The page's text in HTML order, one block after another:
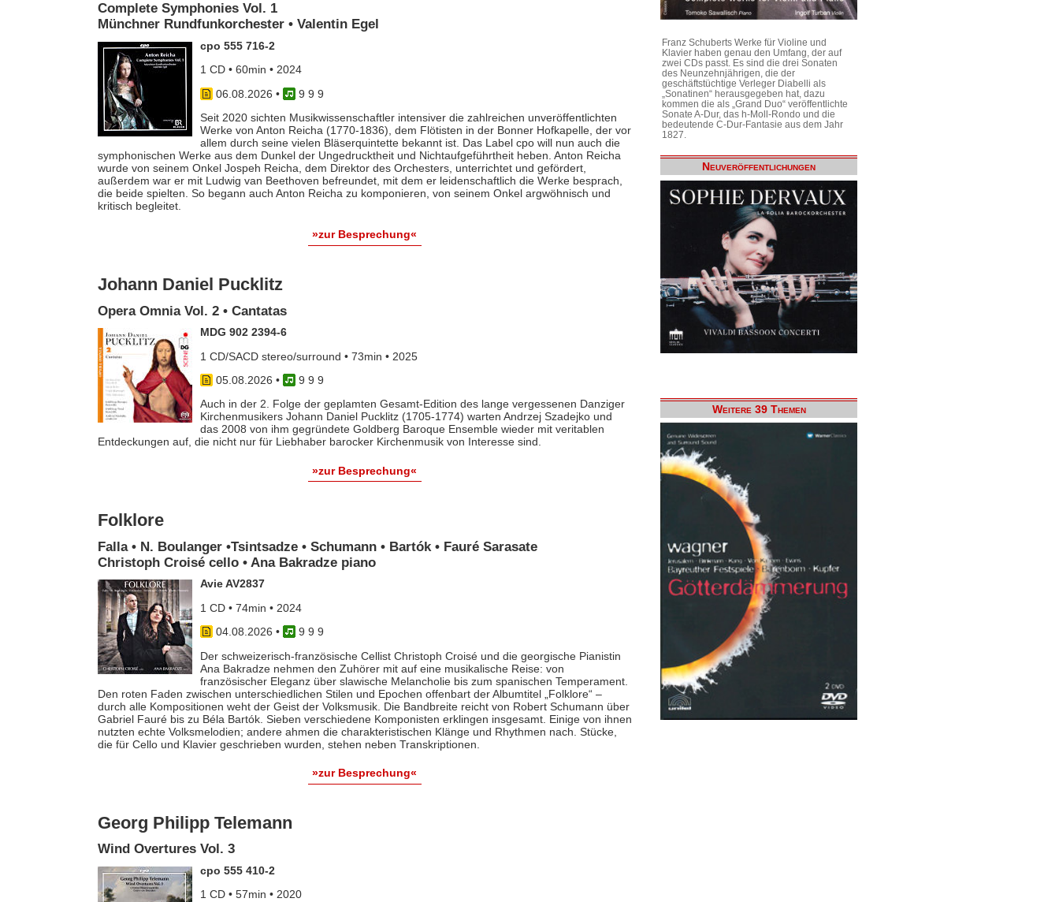
Complete Symphonies Vol. 1
Münchner Rundfunkorchester • Valentin Egel
cpo 555 716-2
1 CD • 60min • 2024
06.08.2026 •
9 9 9
Seit 2020 sichten Musikwissenschaftler intensiver die zahlreichen unveröffentlichten
Werke von Anton Reicha (1770-1836), dem Flötisten in der Bonner Hofkapelle, der vor
allem durch seine vielen Bläserquintette bekannt ist. Das Label cpo will nun auch die
symphonischen Werke aus dem Dunkel der Ungedrucktheit und Nichtaufgeführtheit heben. Anton Reicha
wurde von seinem Onkel Jospeh Reicha, dem Direktor des Orchesters, unterrichtet und gefördert,
außerdem war er mit Ludwig van Beethoven befreundet, mit dem er leidenschaftlich die Werke besprach,
die beide spielten. So begann auch Anton Reicha zu komponieren, von seinem Onkel argwöhnisch und
kritisch begleitet.
»zur Besprechung«
Johann Daniel Pucklitz
Opera Omnia Vol. 2 • Cantatas
MDG 902 2394-6
1 CD/SACD stereo/surround • 73min • 2025
05.08.2026 •
9 9 9
Auch in der 2. Folge der geplamten Gesamt-Edition des lange vergessenen Danziger
Kirchenmusikers Johann Daniel Pucklitz (1705-1774) warten Andrzej Szadejko und
das 2008 von ihm gegründete Goldberg Baroque Ensemble wieder mit veritablen
Entdeckungen auf, die nicht nur für Liebhaber barocker Kirchenmusik von Interesse sind.
»zur Besprechung«
Folklore
Falla • N. Boulanger •Tsintsadze • Schumann • Bartók • Fauré Sarasate
Christoph Croisé cello • Ana Bakradze piano
Avie AV2837
1 CD • 74min • 2024
04.08.2026 •
9 9 9
Der schweizerisch-französische Cellist Christoph Croisé und die georgische Pianistin
Ana Bakradze nehmen den Zuhörer mit auf eine musikalische Reise: von
französischer Eleganz über slawische Melancholie bis zum spanischen Temperament.
Den roten Faden zwischen unterschiedlichen Stilen und Epochen offenbart der Albumtitel „Folklore“ –
durch alle Kompositionen weht der Geist der Volksmusik. Die Bandbreite reicht von Robert Schumann über
Gabriel Fauré bis zu Béla Bartók. Sieben verschiedene Komponisten erklingen insgesamt. Einige von ihnen
nutzten echte Volksmelodien; andere ahmen die charakteristischen Klänge und Rhythmen nach. Stücke,
die für Cello und Klavier geschrieben wurden, stehen neben Transkriptionen.
»zur Besprechung«
Georg Philipp Telemann
Wind Overtures Vol. 3
cpo 555 410-2
1 CD • 57min • 2020
Franz Schuberts Werke für Violine und
Klavier haben genau den Umfang, der auf
zwei CDs passt. Es sind die drei Sonaten
des Neunzehnjährigen, die der
geschäftstüchtige Verleger Diabelli als
„Sonatinen“ herausgegeben hat, dazu
kommen die als „Grand Duo“ veröffentlichte
Sonate A-Dur, das h-Moll-Rondo und die
bedeutende C-Dur-Fantasie aus dem Jahr
1827.
Neuveröffentlichungen
Weitere 39 Themen